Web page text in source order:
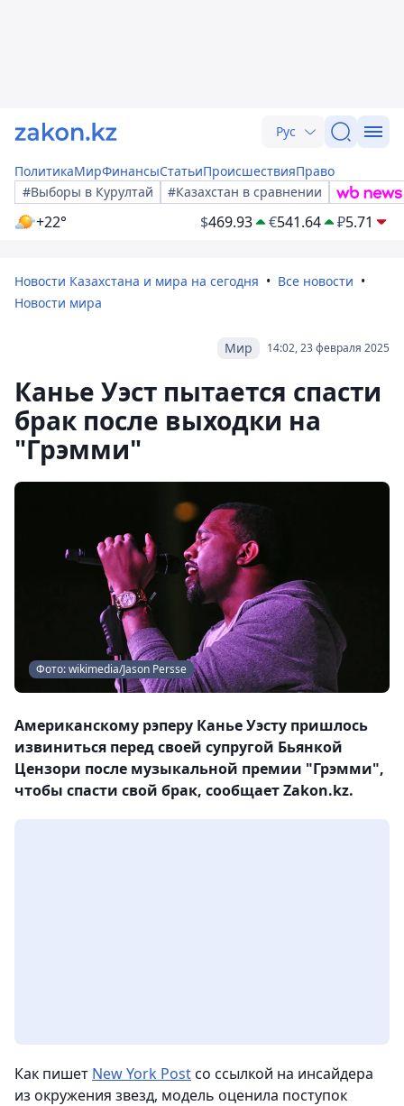
Рус
ПолитикаМирФинансыСтатьиПроисшествияПраво
#Выборы в Курултай
#Казахстан в сравнении
+22° $469.93 €541.64 ₽5.71
Новости Казахстана и мира на сегодня
Все новости
Новости мира
14:02, 23 февраля 2025
Мир
Канье Уэст пытается спасти
брак после выходки на
"Грэмми"
Фото: wikimedia/Jason Persse
Американскому рэперу Канье Уэсту пришлось
извиниться перед своей супругой Бьянкой
Цензори после музыкальной премии "Грэмми",
чтобы спасти свой брак, сообщает Zakon.kz.
Как пишет New York Postсо ссылкой на инсайдера
из окружения звезд, модель оценила поступок